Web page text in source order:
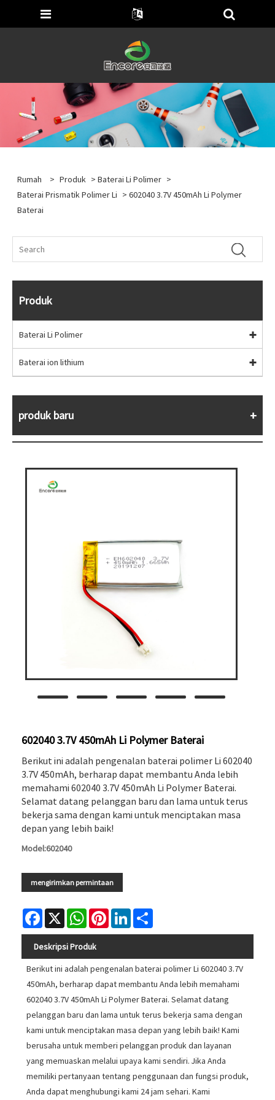
Rumah > Produk >Baterai Li Polimer >
Baterai Prismatik Polimer Li > 602040 3.7V 450mAh Li Polymer
Baterai
Produk
Baterai Li Polimer
Baterai ion lithium
produk baru
602040 3.7V 450mAh Li Polymer Baterai
Berikut ini adalah pengenalan baterai polimer Li 602040
3.7V 450mAh, berharap dapat membantu Anda lebih
memahami 602040 3.7V 450mAh Li Polymer Baterai.
Selamat datang pelanggan baru dan lama untuk terus
bekerja sama dengan kami untuk menciptakan masa
depan yang lebih baik!
Model:602040
mengirimkan permintaan
Facebook
X WhatsAppPinterestLinkedIn
Deskripsi Produk
Berikut ini adalah pengenalan baterai polimer Li 602040 3.7V
450mAh, berharap dapat membantu Anda lebih memahami
602040 3.7V 450mAh Li Polymer Baterai. Selamat datang
pelanggan baru dan lama untuk terus bekerja sama dengan
kami untuk menciptakan masa depan yang lebih baik! Kami
berusaha untuk memberi pelanggan produk dan layanan
yang memuaskan melalui upaya kami sendiri. Jika Anda
memiliki pertanyaan tentang penggunaan dan fungsi produk,
Anda dapat menghubungi kami 24 jam sehari. Kami